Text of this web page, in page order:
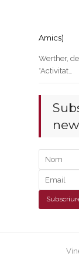
Amics)
Werther,
*Activitat…